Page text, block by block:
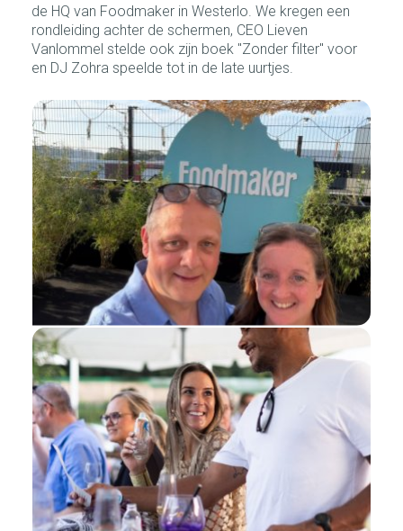
de HQ van Foodmaker in Westerlo. We kregen een
rondleiding achter de schermen, CEO Lieven
Vanlommel stelde ook zijn boek "Zonder filter" voor
en DJ Zohra speelde tot in de late uurtjes.